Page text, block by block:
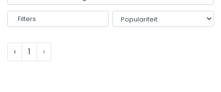
Filters
‹ 1 ›